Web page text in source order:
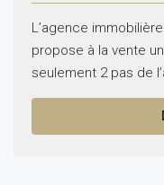
L’agence
propose à la vente
seulement 2 pas de
Composition : Une